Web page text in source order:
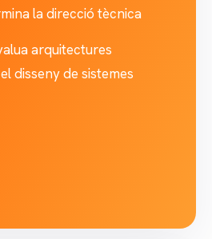
la direcció tècnica
arquitectures
disseny de sistemes